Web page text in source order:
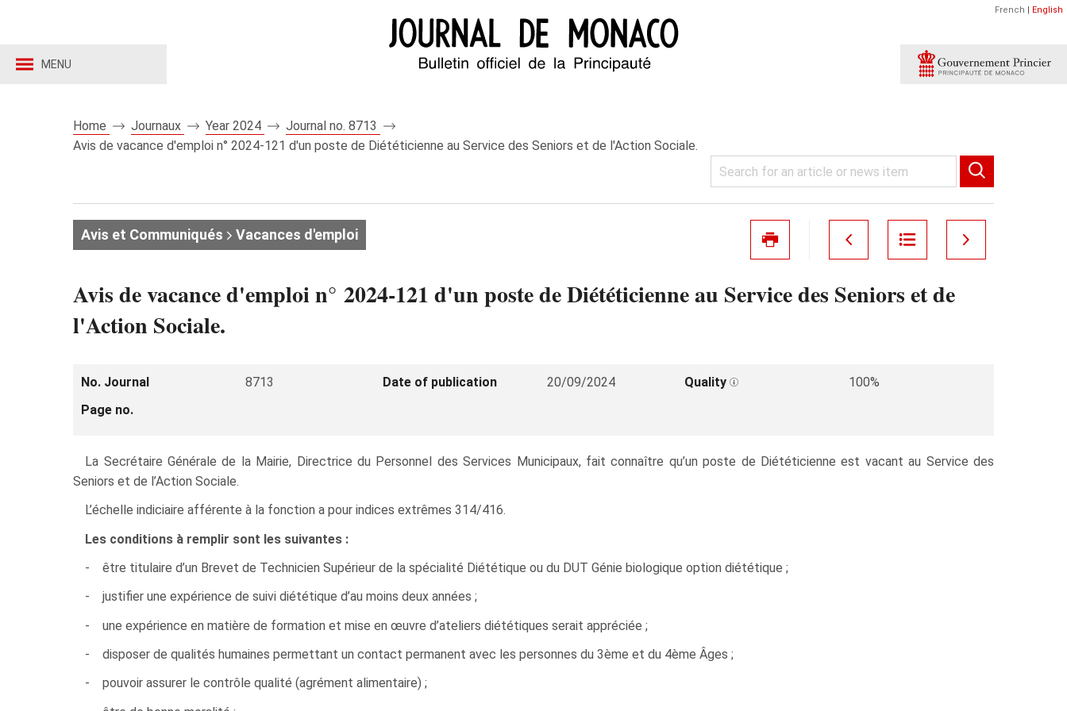
MENU
French | English
Home Journaux Year 2024
Journal no. 8713
Avis de vacance d'emploi n° 2024‑121 d'un poste de Diététicienne au Service des Seniors et de l'Action Sociale.
Avis et Communiqués Vacances d'emploi
Avis de vacance d'emploi n° 2024‑121 d'un poste de Diététicienne au Service des Seniors et de
l'Action Sociale.
No. Journal 8713 Date of publication 20/09/2024 Quality
100%
Page no.
La Secrétaire Générale de la Mairie, Directrice du Personnel des Services Municipaux, fait connaître qu’un poste de Diététicienne est vacant au Service des
Seniors et de l’Action Sociale.
L’échelle indiciaire afférente à la fonction a pour indices extrêmes 314/416.
Les conditions à remplir sont les suivantes :
- être titulaire d’un Brevet de Technicien Supérieur de la spécialité Diététique ou du DUT Génie biologique option diététique ;
- justifier une expérience de suivi diététique d’au moins deux années ;
- une expérience en matière de formation et mise en œuvre d’ateliers diététiques serait appréciée ;
- disposer de qualités humaines permettant un contact permanent avec les personnes du 3ème et du 4ème Âges ;
- pouvoir assurer le contrôle qualité (agrément alimentaire) ;